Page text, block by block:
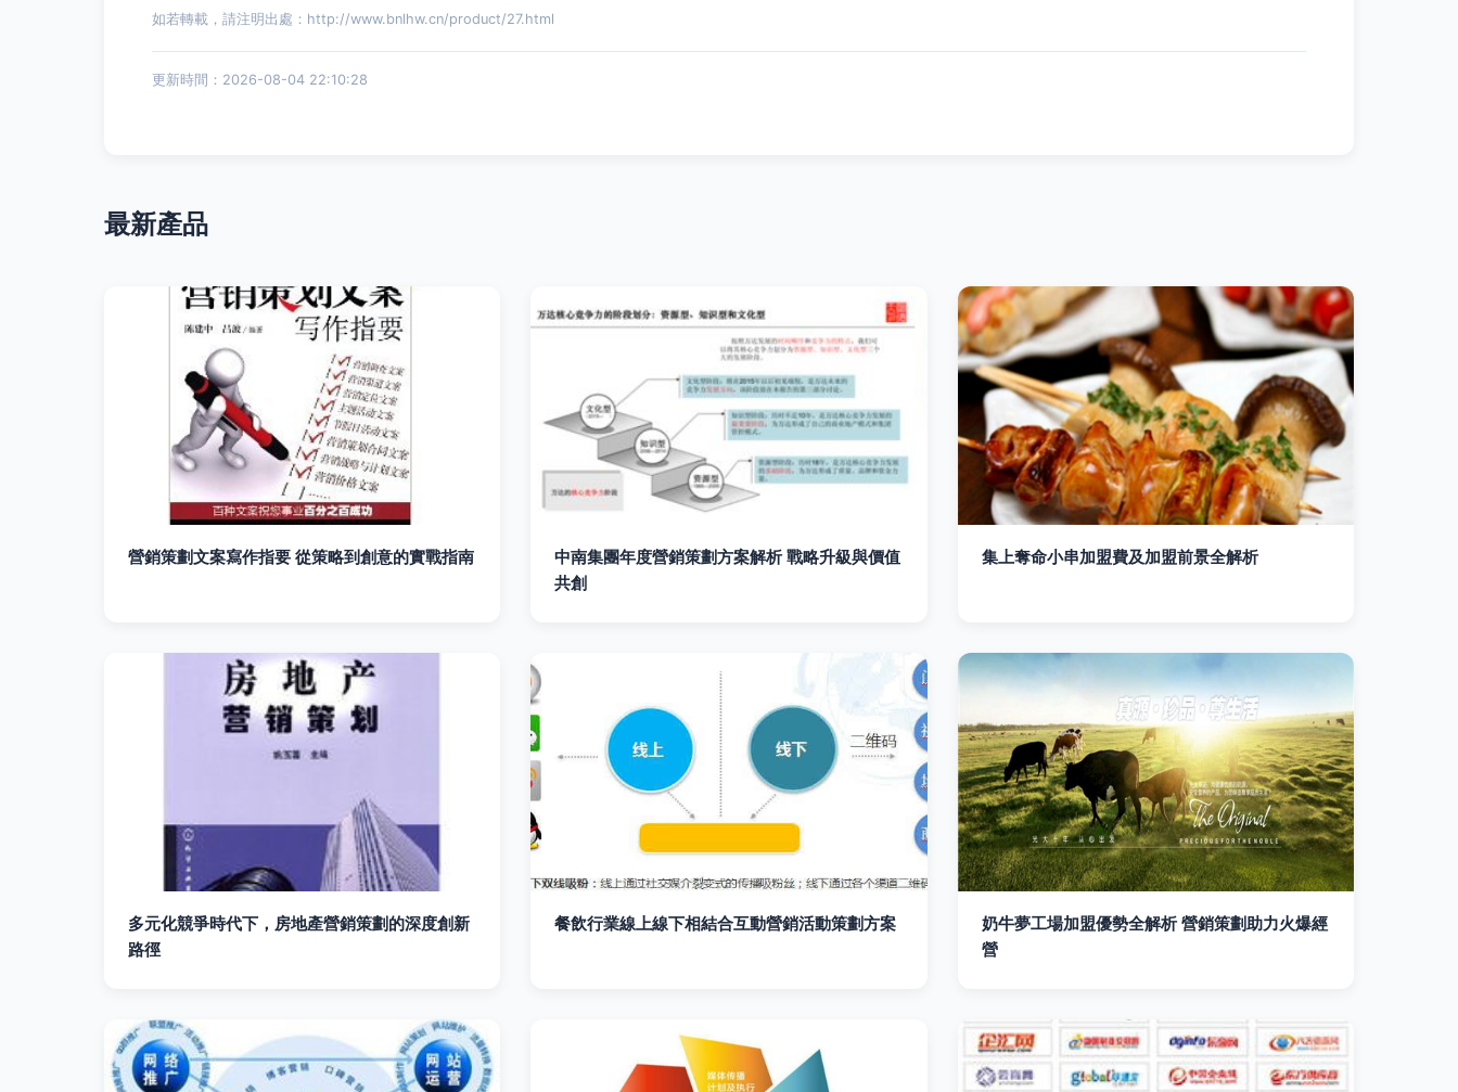
如若轉載，請注明出處：http://www.bnlhw.cn/product/27.html
更新時間：2026-08-04 22:10:28
最新產品
營銷策劃文案寫作指要 從策略到創意的實戰指南
中南集團年度營銷策劃方案解析 戰略升級與價值
共創
集上奪命小串加盟費及加盟前景全解析
多元化競爭時代下，房地產營銷策劃的深度創新
路徑
餐飲行業線上線下相結合互動營銷活動策劃方案
奶牛夢工場加盟優勢全解析 營銷策劃助力火爆經
營